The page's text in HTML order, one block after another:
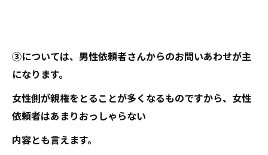
③については、男性依頼者さんからのお問いあわせが主
になります。
女性側が親権をとることが多くなるものですから、女性
依頼者はあまりおっしゃらない
内容とも言えます。